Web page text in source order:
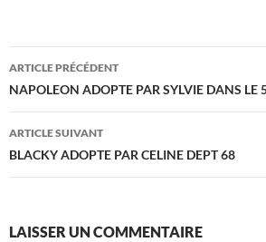
Navigation
des
articles
ARTICLE PRÉCÉDENT
NAPOLEON ADOPTE PAR SYLVIE DANS LE
ARTICLE SUIVANT
BLACKY ADOPTE PAR CELINE DEPT 68
LAISSER UN COMMENTAIRE